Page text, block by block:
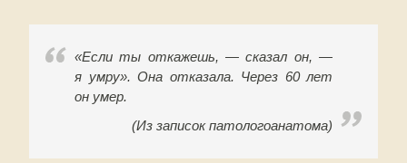
«Если ты откажешь, — сказал он, —
я умру». Она отказала. Через 60 лет
он умер.
(Из записок патологоанатома)